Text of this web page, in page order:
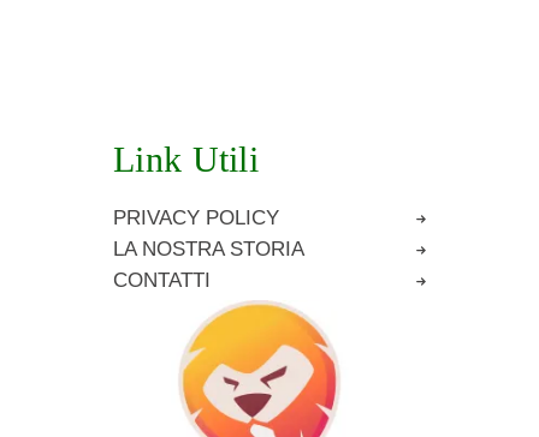
Link Utili
PRIVACY POLICY
LA NOSTRA STORIA
CONTATTI